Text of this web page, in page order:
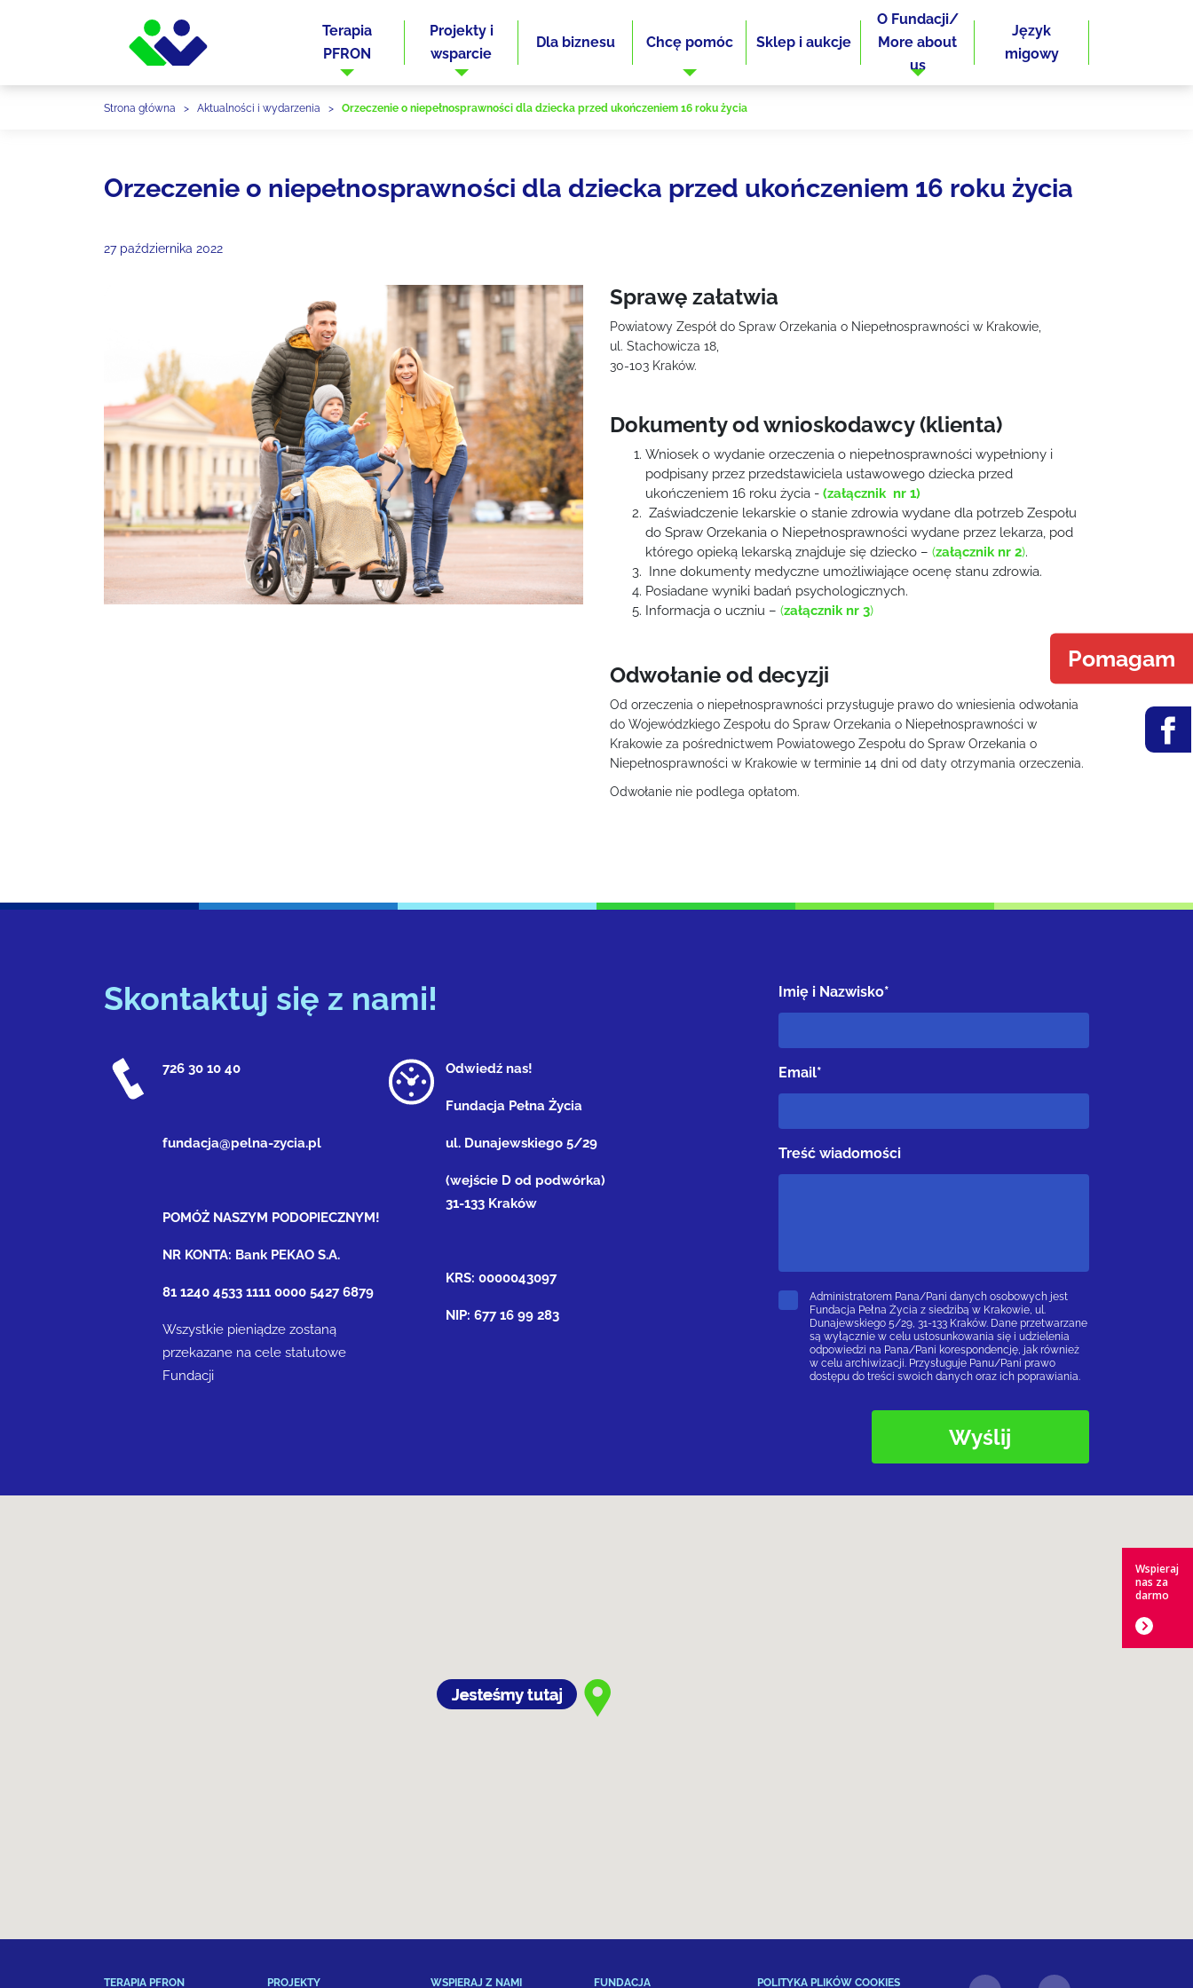
Terapia
PFRON
Projekty i
wsparcie
Dla biznesu Chcę pomóc Sklep i aukcje
O Fundacji/
More about
us
Język
migowy
Pomagam
Strona główna > Aktualności i wydarzenia > Orzeczenie o niepełnosprawności dla dziecka przed ukończeniem 16 roku życia
Orzeczenie o niepełnosprawności dla dziecka przed ukończeniem 16 roku życia
27 października 2022
Sprawę załatwia
Powiatowy Zespół do Spraw Orzekania o Niepełnosprawności w Krakowie,
ul. Stachowicza 18,
30-103 Kraków.
Dokumenty od wnioskodawcy (klienta)
Wniosek o wydanie orzeczenia o niepełnosprawności wypełniony i
podpisany przez przedstawiciela ustawowego dziecka przed
ukończeniem 16 roku życia - (załącznik nr 1)
Zaświadczenie lekarskie o stanie zdrowia wydane dla potrzeb Zespołu
do Spraw Orzekania o Niepełnosprawności wydane przez lekarza, pod
którego opieką lekarską znajduje się dziecko – (załącznik nr 2).
Inne dokumenty medyczne umożliwiające ocenę stanu zdrowia.
Posiadane wyniki badań psychologicznych.
Informacja o uczniu – (załącznik nr 3)
Odwołanie od decyzji
Od orzeczenia o niepełnosprawności przysługuje prawo do wniesienia odwołania
do Wojewódzkiego Zespołu do Spraw Orzekania o Niepełnosprawności w
Krakowie za pośrednictwem Powiatowego Zespołu do Spraw Orzekania o
Niepełnosprawności w Krakowie w terminie 14 dni od daty otrzymania orzeczenia.
Odwołanie nie podlega opłatom.
Skontaktuj się z nami!
726 30 10 40
fundacja@pelna-zycia.pl
POMÓŻ NASZYM PODOPIECZNYM!
NR KONTA: Bank PEKAO S.A.
81 1240 4533 1111 0000 5427 6879
Wszystkie pieniądze zostaną
przekazane na cele statutowe
Fundacji
Odwiedź nas!
Fundacja Pełna Życia
ul. Dunajewskiego 5/29
(wejście D od podwórka)
31-133 Kraków
KRS: 0000043097
NIP: 677 16 99 283
Imię i Nazwisko*
Email*
Treść wiadomości
Administratorem Pana/Pani danych osobowych jest
Fundacja Pełna Życia z siedzibą w Krakowie, ul.
Dunajewskiego 5/29, 31-133 Kraków. Dane przetwarzane
są wyłącznie w celu ustosunkowania się i udzielenia
odpowiedzi na Pana/Pani korespondencję, jak również
w celu archiwizacji. Przysługuje Panu/Pani prawo
dostępu do treści swoich danych oraz ich poprawiania.
TERAPIA PFRON PROJEKTY WSPIERAJ Z NAMI FUNDACJA POLITYKA PLIKÓW COOKIES
Wspieraj
nas za
darmo